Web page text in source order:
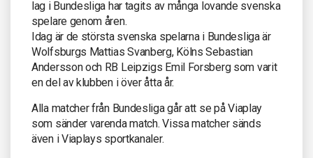
lag i Bundesliga har tagits av många lovande svenska
spelare genom åren.
Idag är de största svenska spelarna i Bundesliga är
Wolfsburgs Mattias Svanberg, Kölns Sebastian
Andersson och RB Leipzigs Emil Forsberg som varit
en del av klubben i över åtta år.
Alla matcher från Bundesliga går att se på Viaplay
som sänder varenda match. Vissa matcher sänds
även i Viaplays sportkanaler.